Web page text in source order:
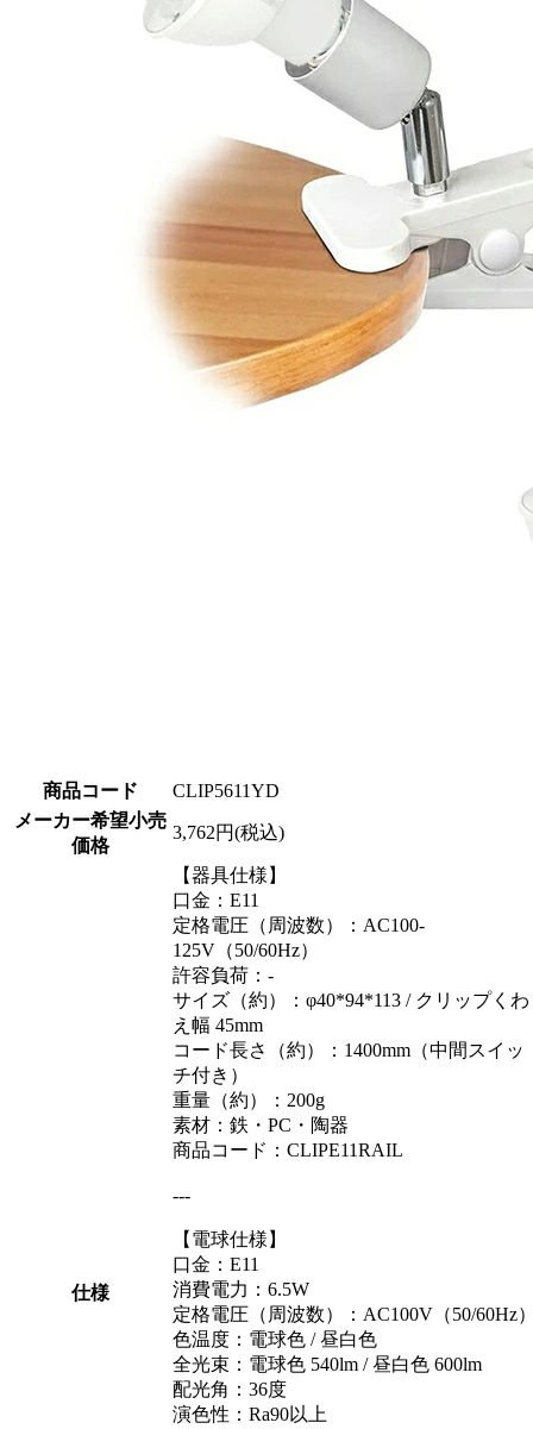
商品コード
CLIP5611YD
メーカー希望小売
価格
3,762円(税込)
仕様
【器具仕様】
口金：E11
定格電圧（周波数）：AC100-
125V（50/60Hz）
許容負荷：-
サイズ（約）：φ40*94*113 / クリップくわ
え幅 45mm
コード長さ（約）：1400mm（中間スイッ
チ付き）
重量（約）：200g
素材：鉄・PC・陶器
商品コード：CLIPE11RAIL
---
【電球仕様】
口金：E11
消費電力：6.5W
定格電圧（周波数）：AC100V（50/60Hz
色温度：電球色 / 昼白色
全光束：電球色 540lm / 昼白色 600lm
配光角：36度
演色性：Ra90以上